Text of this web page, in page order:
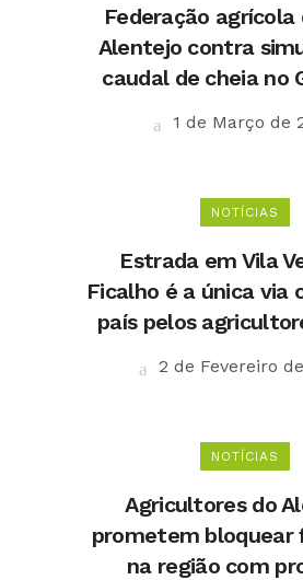
Federação agrícola
Alentejo contra
caudal de cheia no
1 de Março de
NOTÍCIAS
Estrada em Vila
Ficalho é a única via
país pelos
2 de Fevereiro
NOTÍCIAS
Agricultores do
prometem bloquear
na região com